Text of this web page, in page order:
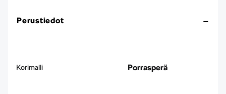
Perustiedot
Korimalli Porrasperä